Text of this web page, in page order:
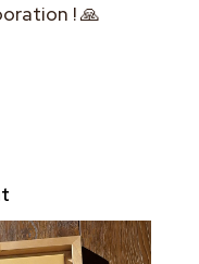
! 🙏